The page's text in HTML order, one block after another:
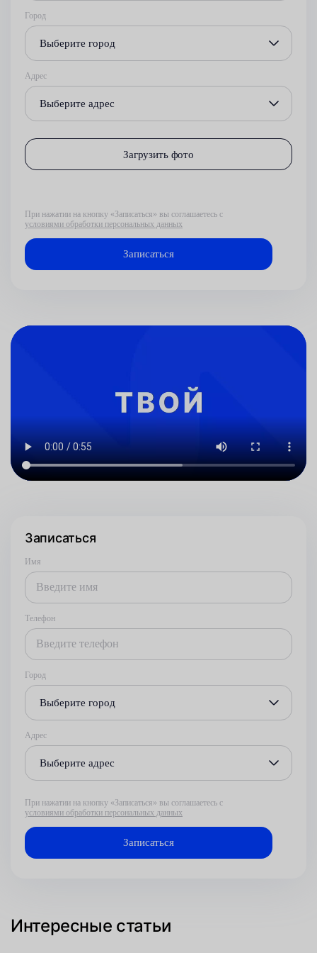
Город
Выберите город
Адрес
Выберите адрес
Загрузить фото
При нажатии на кнопку «Записаться» вы соглашаетесь с
условиями обработки персональных данных
Записаться
Имя
Телефон
Город
Выберите город
Адрес
Выберите адрес
При нажатии на кнопку «Записаться» вы соглашаетесь с
условиями обработки персональных данных
Интересные статьи